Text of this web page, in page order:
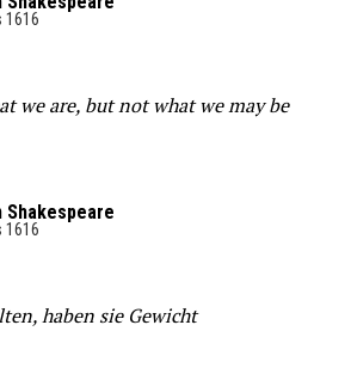
1616
we are, but not what we may be
Shakespeare
1616
haben sie Gewicht